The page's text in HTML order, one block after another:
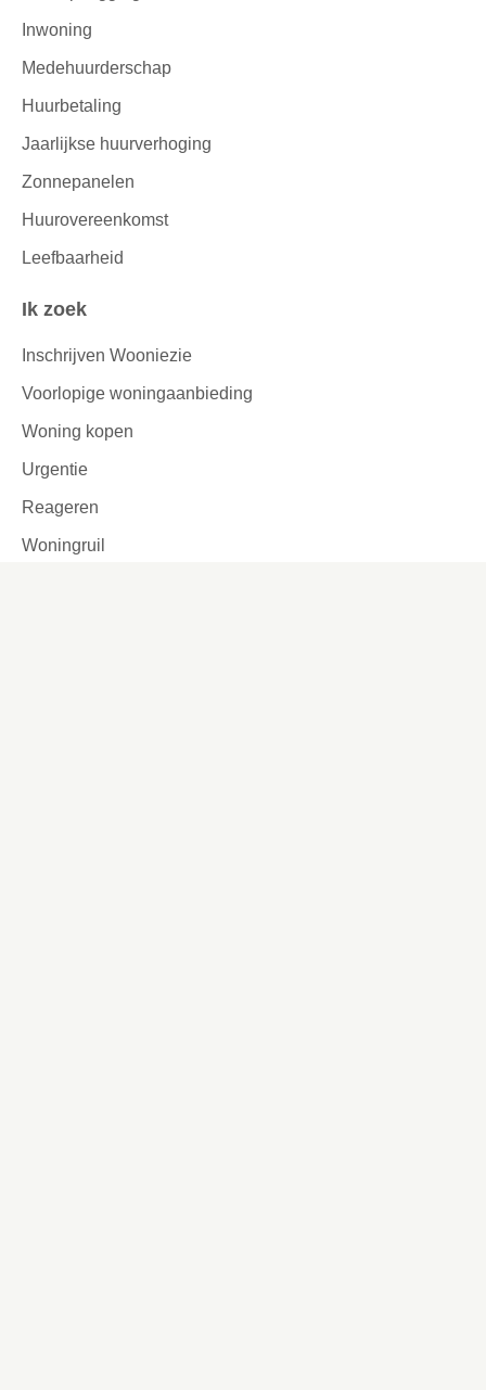
Inwoning
Medehuurderschap
Huurbetaling
Jaarlijkse huurverhoging
Zonnepanelen
Huurovereenkomst
Leefbaarheid
Ik zoek
Inschrijven Wooniezie
Voorlopige woningaanbieding
Woning kopen
Urgentie
Reageren
Woningruil